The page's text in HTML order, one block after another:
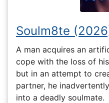
Soulm8te
A man acquires an
cope with the loss of
but in an attempt to
partner, he
into a deadly soulmate.